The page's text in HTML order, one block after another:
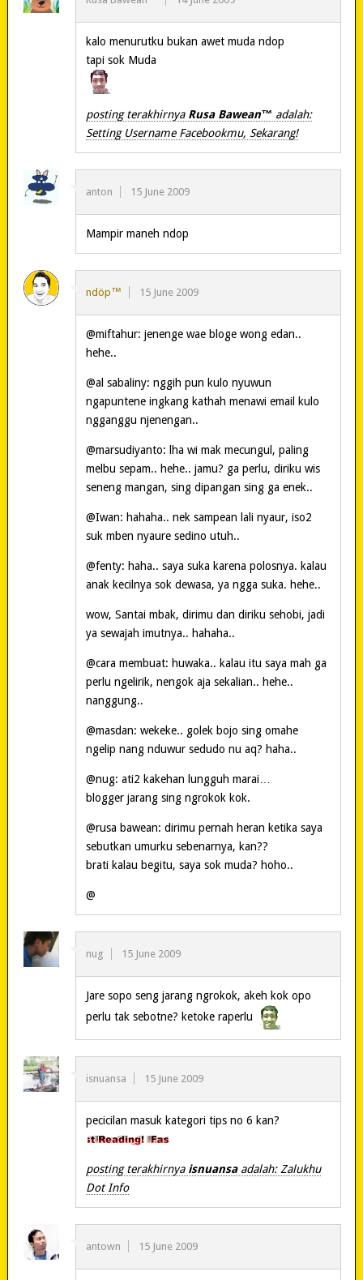
kalo menurutku bukan awet muda ndop
tapi sok Muda
posting terakhirnya Rusa Bawean™ adalah:
Setting Username Facebookmu, Sekarang!
anton 15 June 2009
Mampir maneh ndop
ndöp™ 15 June 2009
@miftahur: jenenge wae bloge wong edan..
hehe..
@al sabaliny: nggih pun kulo nyuwun
ngapuntene ingkang kathah menawi email kulo
ngganggu njenengan..
@marsudiyanto: lha wi mak mecungul, paling
melbu sepam.. hehe.. jamu? ga perlu, diriku wis
seneng mangan, sing dipangan sing ga enek..
@Iwan: hahaha.. nek sampean lali nyaur, iso2
suk mben nyaure sedino utuh..
@fenty: haha.. saya suka karena polosnya. kalau
anak kecilnya sok dewasa, ya ngga suka. hehe..
wow, Santai mbak, dirimu dan diriku sehobi, jadi
ya sewajah imutnya.. hahaha..
@cara membuat: huwaka.. kalau itu saya mah ga
perlu ngelirik, nengok aja sekalian.. hehe..
nanggung..
@masdan: wekeke.. golek bojo sing omahe
ngelip nang nduwur sedudo nu aq? haha..
@nug: ati2 kakehan lungguh marai…
blogger jarang sing ngrokok kok.
@rusa bawean: dirimu pernah heran ketika saya
sebutkan umurku sebenarnya, kan??
brati kalau begitu, saya sok muda? hoho..
@
nug 15 June 2009
Jare sopo seng jarang ngrokok, akeh kok opo
perlu tak sebotne? ketoke raperlu
isnuansa 15 June 2009
pecicilan masuk kategori tips no 6 kan?
posting terakhirnya isnuansa adalah: Zalukhu
Dot Info
antown 15 June 2009